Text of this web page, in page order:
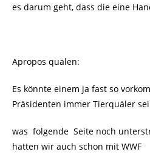
es darum geht, dass die eine
Apropos quälen:
Es könnte einem ja fast so
Präsidenten immer Tierquäler
was folgende Seite noch
hatten wir auch schon mit WWF